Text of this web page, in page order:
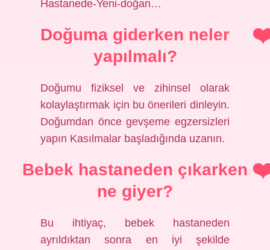
Hastanede-Yeni-doğan…
Doğuma giderken neler
yapılmalı?
Doğumu fiziksel ve zihinsel olarak
kolaylaştırmak için bu önerileri dinleyin.
Doğumdan önce gevşeme egzersizleri
yapın Kasılmalar başladığında uzanın.
Bebek hastaneden çıkarken
ne giyer?
Bu ihtiyaç, bebek hastaneden
ayrıldıktan sonra en iyi şekilde